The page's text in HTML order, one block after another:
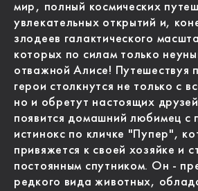
мир, полный космических
увлекательных открытий и,
злодеев галактического
которых по силам только
отважной Алисе! Путешествуя
герои столкнутся не только с
но и обретут настоящих
появится домашний любимец с
истинокс по кличке "Пупер",
привяжется к своей хозяйке и
постоянным спутником. Он -
редкого вида животных,